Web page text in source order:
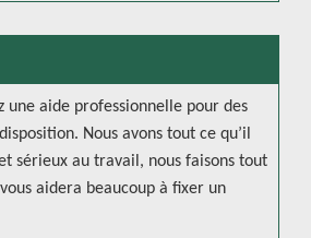
une aide professionnelle pour des
Nous avons tout ce qu’il
sérieux au travail, nous faisons tout
aidera beaucoup à fixer un